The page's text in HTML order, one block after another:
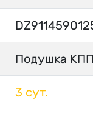
Подушка
3 сут.